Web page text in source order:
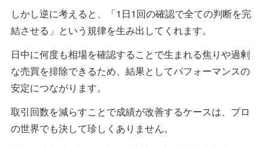
しかし逆に考えると、「1日1回の確認で全ての判断を完
結させる」という規律を生み出してくれます。
日中に何度も相場を確認することで生まれる焦りや過剰
な売買を排除できるため、結果としてパフォーマンスの
安定につながります。
取引回数を減らすことで成績が改善するケースは、プロ
の世界でも決して珍しくありません。